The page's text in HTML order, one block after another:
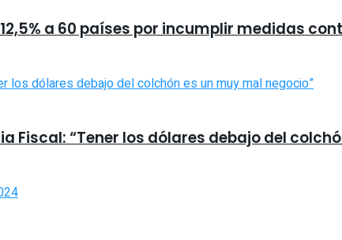
a 60 países por incumplir medidas
Fiscal: “Tener los dólares debajo del